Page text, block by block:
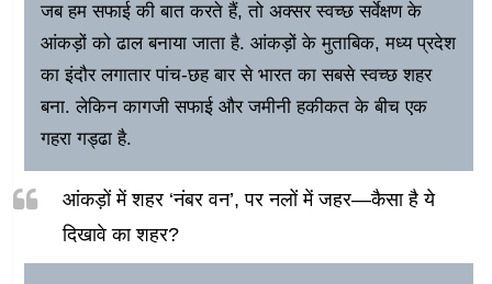
जब हम सफाई की बात करते हैं, तो अक्सर स्वच्छ सर्वेक्षण के
आंकड़ों को ढाल बनाया जाता है. आंकड़ों के मुताबिक, मध्य प्रदेश
का इंदौर लगातार पांच-छह बार से भारत का सबसे स्वच्छ शहर
बना. लेकिन कागजी सफाई और जमीनी हकीकत के बीच एक
गहरा गड्ढा है.
आंकड़ों में शहर ‘नंबर वन’, पर नलों में जहर—कैसा है ये
दिखावे का शहर?